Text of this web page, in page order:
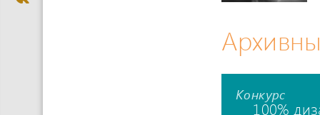
Конкурс
100%